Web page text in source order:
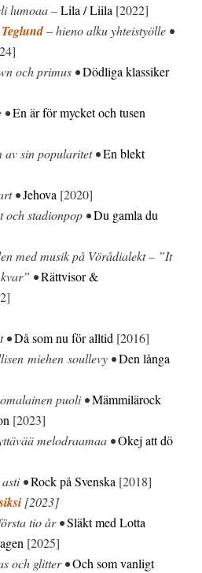
lumoaa –Lila / Liila [2022]
– hieno alku yhteistyölle •
och primus •Dödliga klassiker
•En är för mycket och tusen
av sin popularitet •En blekt
•Jehova [2020]
och stadionpop •Du gamla du
med musik på Vörådialekt – ”It
•Rättvisor &
•Då som nu för alltid [2016]
miehen soullevy •Den långa
puoli •Mämmilärock
[2023]
melodraamaa •Okej att dö
•Rock på Svenska [2018]
[2023]
tio år •Släkt med Lotta
[2025]
och glitter •Och som vanligt